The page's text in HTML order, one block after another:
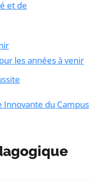
et de
les années à venir
Innovante du Campus